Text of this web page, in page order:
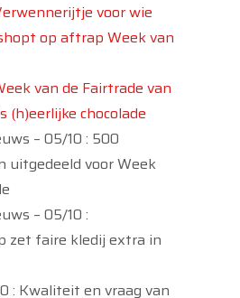
voor wie
op aftrap Week van
van de Fairtrade van
chocolade
– 05/10 : 500
uitgedeeld voor Week
– 05/10 :
zet faire kledij extra in
: Kwaliteit en vraag van